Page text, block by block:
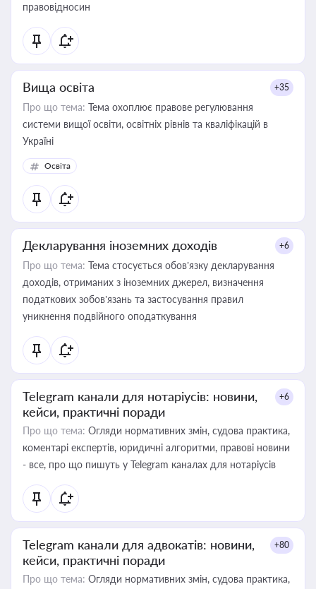
правовідносин
Вища освіта +35
Про що тема: Тема охоплює правове регулювання
системи вищої освіти, освітніх рівнів та кваліфікацій в
Україні
Освіта
Декларування іноземних доходів +6
Про що тема: Тема стосується обов’язку декларування
доходів, отриманих з іноземних джерел, визначення
податкових зобов’язань та застосування правил
уникнення подвійного оподаткування
Telegram канали для нотаріусів: новини,
кейси, практичні поради
+6
Про що тема: Огляди нормативних змін, судова практика,
коментарі експертів, юридичні алгоритми, правові новини
- все, про що пишуть у Telegram каналах для нотаріусів
Telegram канали для адвокатів: новини,
кейси, практичні поради
+80
Про що тема: Огляди нормативних змін, судова практика,